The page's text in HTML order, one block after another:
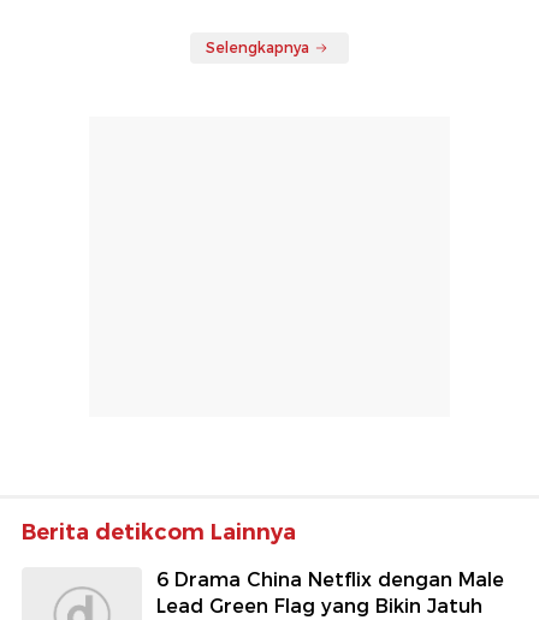
Selengkapnya
Berita detikcom Lainnya
6 Drama China Netflix dengan Male
Lead Green Flag yang Bikin Jatuh